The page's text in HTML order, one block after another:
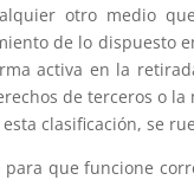
otro medio
de lo
activa en la
de terceros o
clasificación, se
que funcione